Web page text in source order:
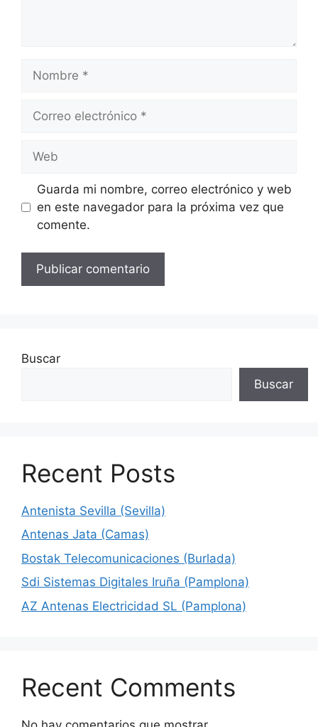
Nombre
Correo
Web
Guarda mi nombre, correo electrónico y web
en este navegador para la próxima vez que
comente.
Buscar
Buscar
Recent Posts
Antenista Sevilla (Sevilla)
Antenas Jata (Camas)
Bostak Telecomunicaciones (Burlada)
Sdi Sistemas Digitales Iruña (Pamplona)
AZ Antenas Electricidad SL (Pamplona)
Recent Comments